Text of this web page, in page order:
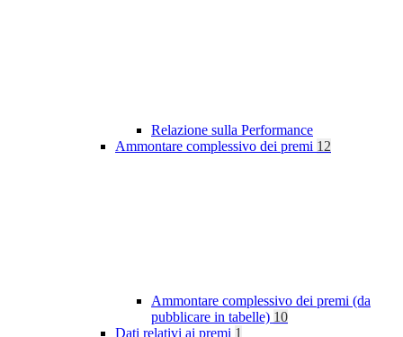
Relazione sulla Performance
Ammontare complessivo dei premi 12
Ammontare complessivo dei premi (da
pubblicare in tabelle) 10
Dati relativi ai premi 1